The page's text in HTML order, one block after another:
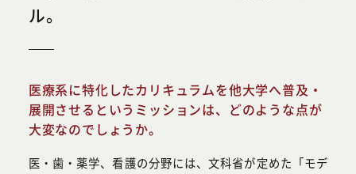
ル。
医療系に特化したカリキュラムを他大学へ普及・
展開させるというミッションは、どのような点が
大変なのでしょうか。
医・歯・薬学、看護の分野には、文科省が定めた「モデ